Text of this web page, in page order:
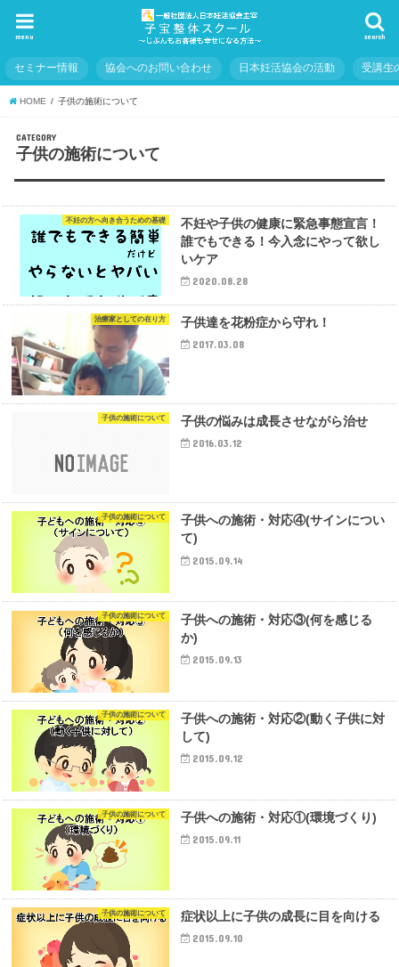
search
menu
セミナー情報 協会へのお問い合わせ 日本妊活協会の活動 受講生
HOME 子供の施術について
CATEGORY
子供の施術について
不妊の方へ向き合うための基礎
不妊や子供の健康に緊急事態宣言！
誰でもできる！今入念にやって欲し
いケア
2020.08.28
治療家としての在り方 子供達を花粉症から守れ！
2017.03.08
子供の施術について 子供の悩みは成長させながら治せ
2016.03.12
子供の施術について
子供への施術・対応④(サインについ
て)
2015.09.14
子供の施術について
子供への施術・対応③(何を感じる
か)
2015.09.13
子供の施術について
子供への施術・対応②(動く子供に対
して)
2015.09.12
子供の施術について 子供への施術・対応①(環境づくり)
2015.09.11
子供の施術について 症状以上に子供の成長に目を向ける
2015.09.10